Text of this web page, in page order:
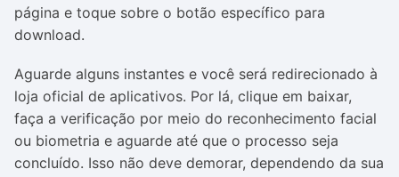
página e toque sobre o botão específico para
download.
Aguarde alguns instantes e você será redirecionado à
loja oficial de aplicativos. Por lá, clique em baixar,
faça a verificação por meio do reconhecimento facial
ou biometria e aguarde até que o processo seja
concluído. Isso não deve demorar, dependendo da sua